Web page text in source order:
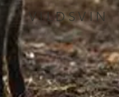
VILDSVIN